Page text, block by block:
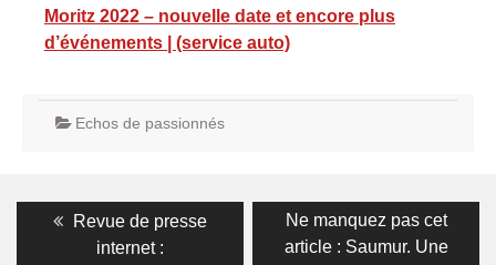
Moritz 2022 – nouvelle date et encore plus
d’événements | (service auto)
Echos de passionnés
Navigation
Previous
post:
Revue de presse
internet :
Next
post:
Ne manquez pas cet
article : Saumur. Une